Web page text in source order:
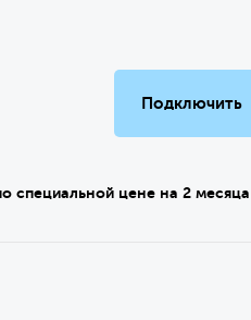
Подключить
цене на 2 месяца